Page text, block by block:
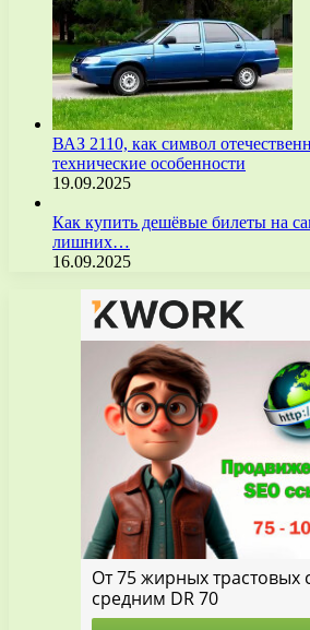
ВАЗ 2110, как символ
технические особенности
19.09.2025
Как купить дешёвые билеты на
лишних…
16.09.2025